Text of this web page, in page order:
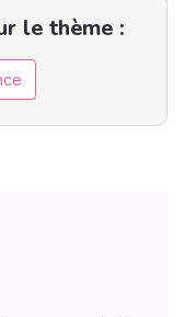
le thème :